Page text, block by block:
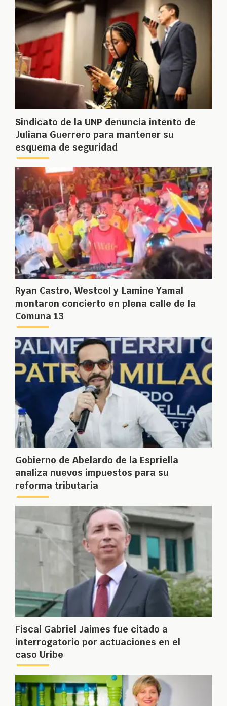
Sindicato de la UNP denuncia intento de
Juliana Guerrero para mantener su
esquema de seguridad
Ryan Castro, Westcol y Lamine Yamal
montaron concierto en plena calle de la
Comuna 13
Gobierno de Abelardo de la Espriella
analiza nuevos impuestos para su
reforma tributaria
Fiscal Gabriel Jaimes fue citado a
interrogatorio por actuaciones en el
caso Uribe